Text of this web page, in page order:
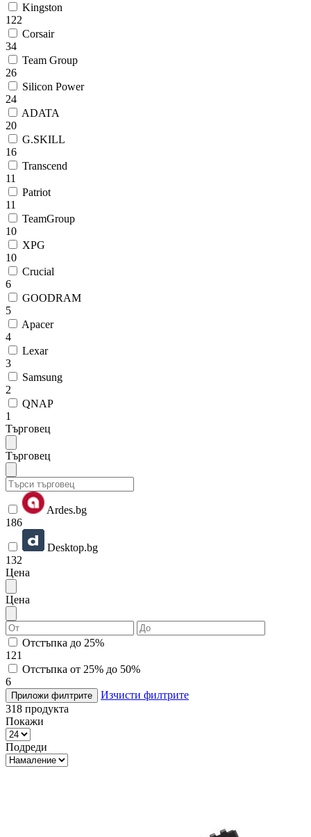
Kingston
122
Corsair
34
Team Group
26
Silicon Power
24
ADATA
20
G.SKILL
16
Transcend
11
Patriot
11
TeamGroup
10
XPG
10
Crucial
6
GOODRAM
5
Apacer
4
Lexar
3
Samsung
2
QNAP
1
Търговец
Търговец
Ardes.bg
186
Desktop.bg
132
Цена
Цена
Отстъпка до 25%
121
Отстъпка от 25% до 50%
6
Приложи филтрите
Изчисти филтрите
318 продукта
Покажи
Подреди